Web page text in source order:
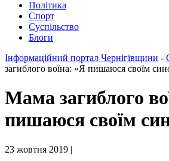
Політика
Спорт
Суспільство
Блоги
Інформаційний портал Чернігівщини -
загиблого воїна: «Я пишаюся своїм
Мама загиблого
пишаюся своїм
23 жовтня 2019 |